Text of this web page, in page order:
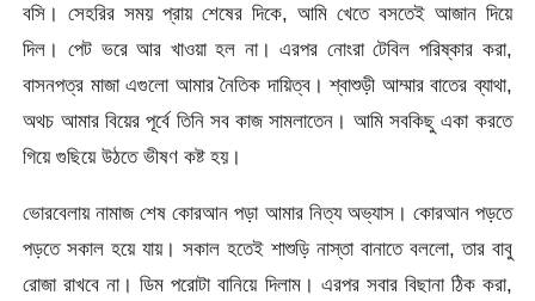
বসি। সেহরির সময় প্রায় শেষের দিকে, আমি খেতে বসতেই আজান দিয়ে
দিল। পেট ভরে আর খাওয়া হল না। এরপর নোংরা টেবিল পরিষ্কার করা,
বাসনপত্র মাজা এগুলো আমার নৈতিক দায়িত্ব। শ্বাশুড়ী আম্মার বাতের ব্যাথা,
অথচ আমার বিয়ের পূর্বে তিনি সব কাজ সামলাতেন। আমি সবকিছু একা করতে
গিয়ে গুছিয়ে উঠতে ভীষণ কষ্ট হয়।
ভোরবেলায় নামাজ শেষ কোরআন পড়া আমার নিত্য অভ্যাস। কোরআন পড়তে
পড়তে সকাল হয়ে যায়। সকাল হতেই শাশুড়ি নাস্তা বানাতে বললো, তার বাবু
রোজা রাখবে না। ডিম পরোটা বানিয়ে দিলাম। এরপর সবার বিছানা ঠিক করা,